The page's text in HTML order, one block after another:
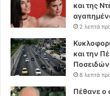
και της
2 λεπτά
και την
8 λεπτά
Πέθανε ο